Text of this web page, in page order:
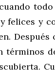
felices y